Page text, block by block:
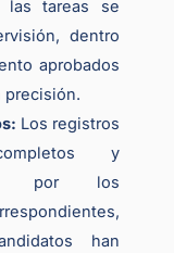
las tareas se
dentro
aprobados
precisión.
Los registros
y
por los
han